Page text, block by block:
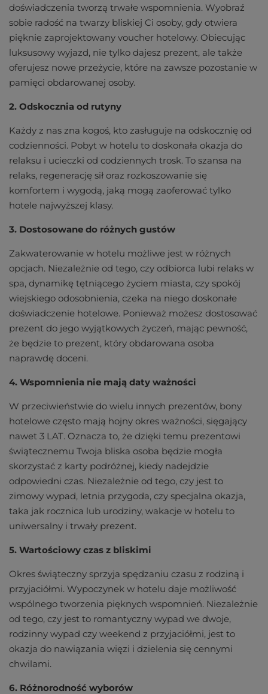
doświadczenia tworzą trwałe wspomnienia. Wyobraź
sobie radość na twarzy bliskiej Ci osoby, gdy otwiera
pięknie zaprojektowany voucher hotelowy. Obiecując
luksusowy wyjazd, nie tylko dajesz prezent, ale także
oferujesz nowe przeżycie, które na zawsze pozostanie w
pamięci obdarowanej osoby.
2. Odskocznia od rutyny
Każdy z nas zna kogoś, kto zasługuje na odskocznię od
codzienności. Pobyt w hotelu to doskonała okazja do
relaksu i ucieczki od codziennych trosk. To szansa na
relaks, regenerację sił oraz rozkoszowanie się
komfortem i wygodą, jaką mogą zaoferować tylko
hotele najwyższej klasy.
3. Dostosowane do różnych gustów
Zakwaterowanie w hotelu możliwe jest w różnych
opcjach. Niezależnie od tego, czy odbiorca lubi relaks w
spa, dynamikę tętniącego życiem miasta, czy spokój
wiejskiego odosobnienia, czeka na niego doskonałe
doświadczenie hotelowe. Ponieważ możesz dostosować
prezent do jego wyjątkowych życzeń, mając pewność,
że będzie to prezent, który obdarowana osoba
naprawdę doceni.
4. Wspomnienia nie mają daty ważności
W przeciwieństwie do wielu innych prezentów, bony
hotelowe często mają hojny okres ważności, sięgający
nawet 3 LAT. Oznacza to, że dzięki temu prezentowi
świątecznemu Twoja bliska osoba będzie mogła
skorzystać z karty podróżnej, kiedy nadejdzie
odpowiedni czas. Niezależnie od tego, czy jest to
zimowy wypad, letnia przygoda, czy specjalna okazja,
taka jak rocznica lub urodziny, wakacje w hotelu to
uniwersalny i trwały prezent.
5. Wartościowy czas z bliskimi
Okres świąteczny sprzyja spędzaniu czasu z rodziną i
przyjaciółmi. Wypoczynek w hotelu daje możliwość
wspólnego tworzenia pięknych wspomnień. Niezależnie
od tego, czy jest to romantyczny wypad we dwoje,
rodzinny wypad czy weekend z przyjaciółmi, jest to
okazja do nawiązania więzi i dzielenia się cennymi
chwilami.
6. Różnorodność wyborów